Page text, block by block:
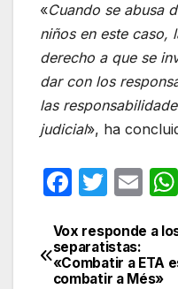
«Cuando se abusa
niños en este caso,
derecho a que se
dar con los
las
judicial», ha
F
c
e
T
itt
er
E
ail
de
Vox responde a
separatistas:
«Combatir a ETA
combatir a Més»